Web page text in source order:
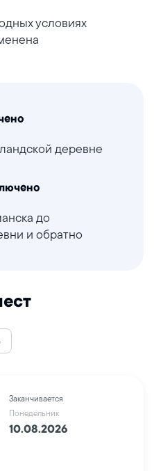
условиях
деревне
до
и обратно
Заканчивается
Понедельник
10.08.2026